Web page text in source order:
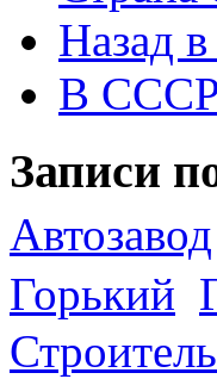
Назад
В СССР
Записи
Автозавод
Горький